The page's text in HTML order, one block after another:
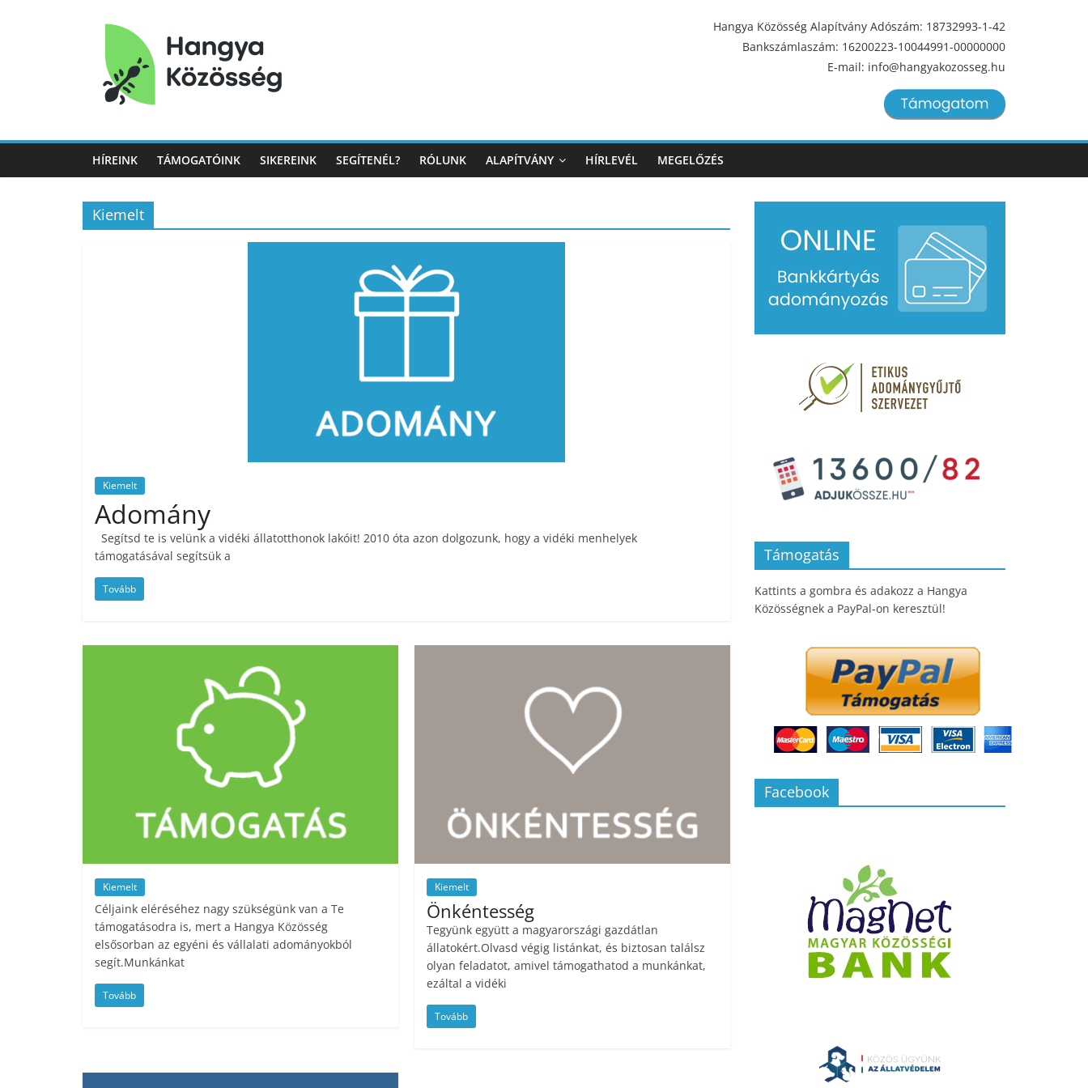
Hangya
Közösség
Hangya
Közösség
Hangya Közösség Alapítvány Adószám: 18732993-1-42
Bankszámlaszám: 16200223-10044991-00000000
E-mail: info@hangyakozosseg.hu
HÍREINK TÁMOGATÓINK SIKEREINK SEGÍTENÉL? RÓLUNK ALAPÍTVÁNY HÍRLEVÉL MEGELŐZÉS
Kiemelt
Kiemelt
Adomány
Segítsd te is velünk a vidéki állatotthonok lakóit! 2010 óta azon dolgozunk, hogy a vidéki menhelyek
támogatásával segítsük a
Tovább
Kiemelt
Céljaink eléréséhez nagy szükségünk van a Te
támogatásodra is, mert a Hangya Közösség
elsősorban az egyéni és vállalati adományokból
segít.Munkánkat
Tovább
Kiemelt
Önkéntesség
Tegyünk együtt a magyarországi gazdátlan
állatokért.Olvasd végig listánkat, és biztosan találsz
olyan feladatot, amivel támogathatod a munkánkat,
ezáltal a vidéki
Tovább
Támogatás
Kattints a gombra és adakozz a Hangya
Közösségnek a PayPal-on keresztül!
Facebook